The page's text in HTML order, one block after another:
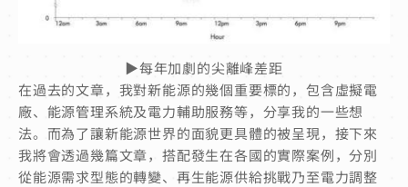
▶每年加劇的尖離峰差距
在過去的文章，我對新能源的幾個重要標的，包含虛擬電
廠、能源管理系統及電力輔助服務等，分享我的一些想
法。而為了讓新能源世界的面貌更具體的被呈現，接下來
我將會透過幾篇文章，搭配發生在各國的實際案例，分別
從能源需求型態的轉變、再生能源供給挑戰乃至電力調整